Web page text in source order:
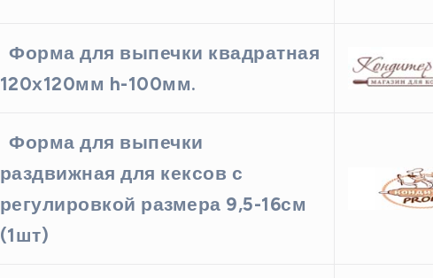
Форма для выпечки квадратная
120х120мм h-100мм.
Форма для выпечки
раздвижная для кексов с
регулировкой размера 9,5-16см
(1шт)